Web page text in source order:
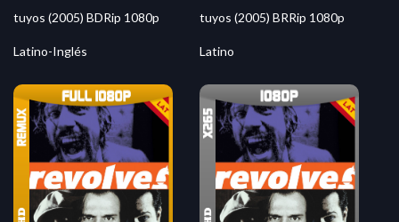
tuyos (2005) BDRip 1080p
Latino-Inglés
tuyos (2005) BRRip 1080p
Latino